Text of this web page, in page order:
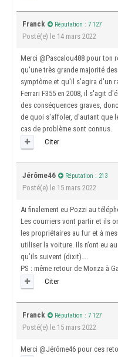
Franck Réputation : 7 127
Posté(e) le 14 mars 2022
Merci @Pascalou488 pour ton
qu'une très grande majorité
symptôme et qu'il s'agira d'un
Ferrari F355 en 2008, il s'agit
des conséquences graves,
de quoi s'affoler, d'autant que
cas de problème sont connus.
Citer
Jérôme46 Réputation : 213
Posté(e) le 15 mars 2022
Ai finalement eu Pozzi au
Les courriers vont partir et ils
les propriétaires au fur et à
utiliser la voiture. Ils n’ont eu
qu’ils suivent (dixit)….
PS : même retour de Monza à
Citer
Franck Réputation : 7 127
Posté(e) le 15 mars 2022
Merci @Jérôme46 pour ces